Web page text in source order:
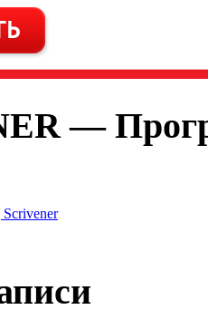
—